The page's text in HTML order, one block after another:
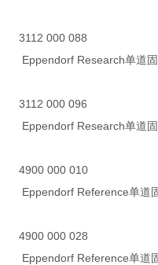
3112 000 088
Eppendorf Research单道
3112 000 096
Eppendorf Research单道
4900 000 010
Eppendorf Reference单道
4900 000 028
Eppendorf Reference单道